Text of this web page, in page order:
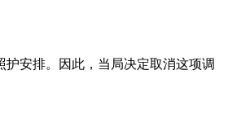
安排。因此，当局决定取消这项调